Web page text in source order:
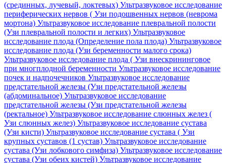
(срединных, лучевый, локтевых) Ультразвуковое исследование
периферических нервов ( Узи подошвенных нервов (неврома
мортона) Ультразвуковое исследование плевральной полости
(Узи плевральной полости и легких) Ультразвуковое
исследование плода (Определение пола плода) Ультразвуковое
исследование плода (Узи беременности малого срока)
Ультразвуковое исследование плода ( Узи внескрининговое
при многплодной беременности Ультразвуковое исследование
почек и надпочечников Ультразвуковое исследование
предстательной железы (Узи предстательной железы
(абдоминальное) Ультразвуковое исследование
предстательной железы (Узи предстательной железы
(ректальное) Ультразвуковое исследование слюнных желез (
Узи слюнных желез) Ультразвуковое исследование сустава
(Узи кисти) Ультразвуковое исследование сустава ( Узи
крупных суставов (1 сустав) Ультразвуковое исследование
сустава (Узи лобкового симфиза) Ультразвуковое исследование
сустава (Узи обеих кистей) Ультразвуковое исследование